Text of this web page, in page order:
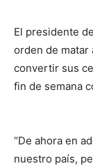
El presidente
orden de matar
convertir sus
fin de semana
“De ahora en
nuestro país,